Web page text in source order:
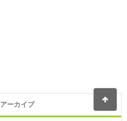
アーカイブ